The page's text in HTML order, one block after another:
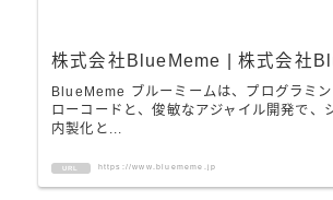
株式会社BlueMeme | 株式会社
BlueMeme ブルーミームは、プログラミ
ローコードと、俊敏なアジャイル開発で、
内製化と...
URL https://www.bluememe.jp